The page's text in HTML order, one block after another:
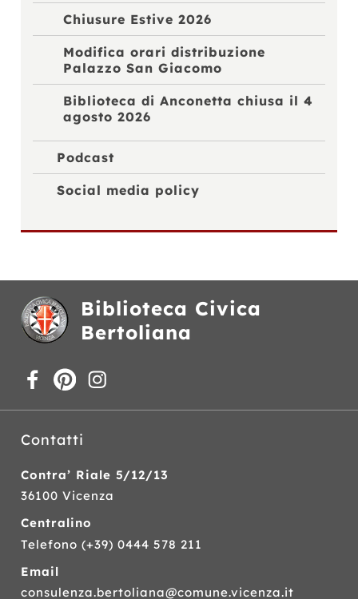
Chiusure Estive 2026
Modifica orari distribuzione
Palazzo San Giacomo
Biblioteca di Anconetta chiusa il 4
agosto 2026
Podcast
Social media policy
Biblioteca Civica
Bertoliana
Contatti
Contra’ Riale 5/12/13
36100 Vicenza
Centralino
Telefono(+39) 0444 578 211
Email
consulenza.bertoliana@comune.vicenza.it